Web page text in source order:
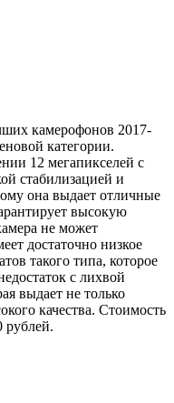
камерофонов 2017-
категории.
12 мегапикселей с
стабилизацией и
она выдает отличные
высокую
не может
достаточно низкое
такого типа, которое
с лихвой
выдает не только
качества. Стоимость
рублей.